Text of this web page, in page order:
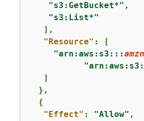
"s3:GetBucket*" ,
"s3:List*"
   ],
"Resource" : [
"arn:aws:s3:::
   ]
  },
{
"Effect" : "Allow" ,